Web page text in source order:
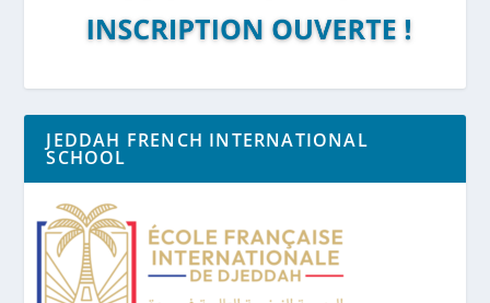
JEDDAH FRENCH INTERNATIONAL
SCHOOL